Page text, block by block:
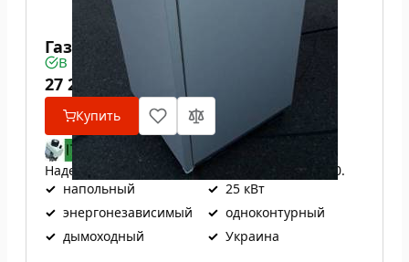
Газовый котел ATON Atmo 25Е
В наличии
27 200
Купить
Надежная итальянская автоматика EuroSit 630.
✓ напольный ✓ 25 кВт
✓ энергонезависимый ✓ одноконтурный
✓ дымоходный ✓ Украина